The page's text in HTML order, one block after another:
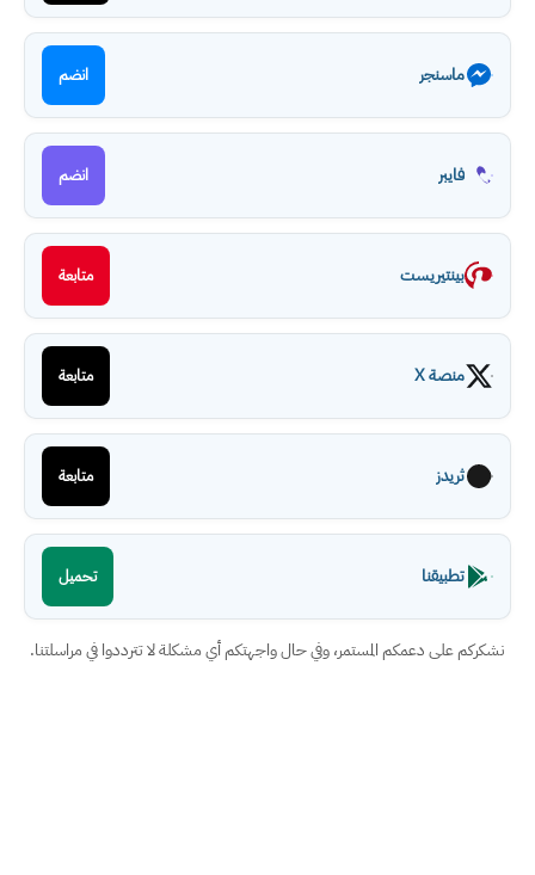
ماسنجر انضم
فايبر انضم
بينتيريست متابعة
منصة X متابعة
ثريدز متابعة
تطبيقنا تحميل
نشكركم على دعمكم المستمر، وفي حال واجهتكم أي مشكلة لا تترددوا في مراسلتنا.